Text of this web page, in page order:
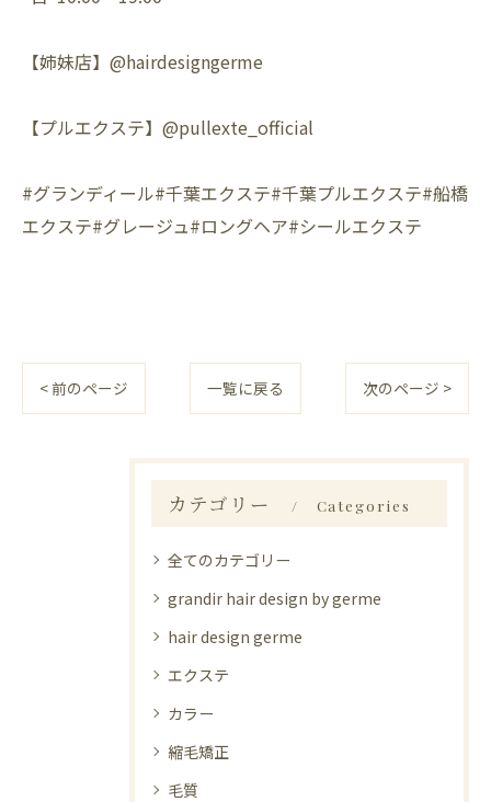
【姉妹店】@hairdesigngerme
【プルエクステ】@pullexte_official
#グランディール#千葉エクステ#千葉プルエクステ#船橋
エクステ#グレージュ#ロングヘア#シールエクステ
< 前のページ 一覧に戻る 次のページ >
カテゴリー Categories
全てのカテゴリー
grandir hair design by germe
hair design germe
エクステ
カラー
縮毛矯正
毛質